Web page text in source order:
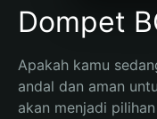
Dompet
Apakah kamu
andal dan aman
akan menjadi